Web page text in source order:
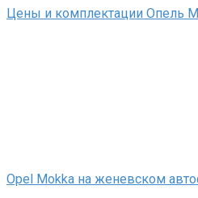
Цены и комплектации Опель
Opel Mokka на женевском